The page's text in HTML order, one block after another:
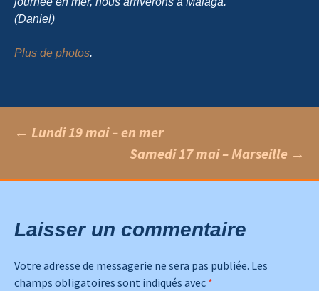
(Daniel)
Plus de photos.
Navigation
des
articles
← Lundi 19 mai – en mer
Samedi 17 mai – Marseille →
Laisser un commentaire
Votre adresse de messagerie ne sera pas publiée. Les
champs obligatoires sont indiqués avec *